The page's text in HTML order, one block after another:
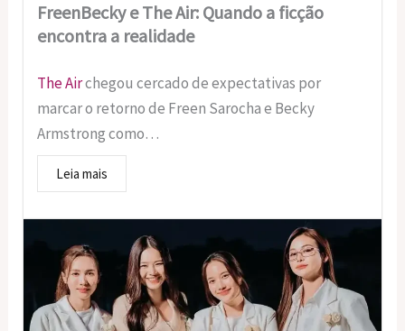
FreenBecky e The Air: Quando a ficção
encontra a realidade
The Airchegou cercado de expectativas por
marcar o retorno de Freen Sarocha e Becky
Armstrong como…
Leia mais